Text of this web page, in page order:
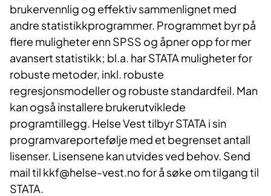
brukervennlig og effektiv sammenlignet med
andre statistikkprogrammer. Programmet byr på
flere muligheter enn SPSS og åpner opp for mer
avansert statistikk; bl.a. har STATA muligheter for
robuste metoder, inkl. robuste
regresjonsmodeller og robuste standardfeil. Man
kan også installere brukerutviklede
programtillegg. Helse Vest tilbyr STATA i sin
programvareportefølje med et begrenset antall
lisenser. Lisensene kan utvides ved behov. Send
mail til kkf@helse-vest.no for å søke om tilgang til
STATA.